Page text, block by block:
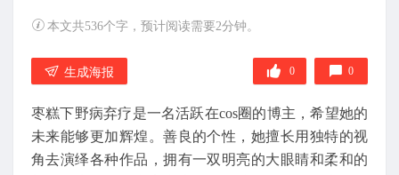
本文共536个字，预计阅读需要2分钟。
生成海报 0 0
枣糕下野病弃疗是一名活跃在cos圈的博主，希望她的
未来能够更加辉煌。善良的个性，她擅长用独特的视
角去演绎各种作品，拥有一双明亮的大眼睛和柔和的